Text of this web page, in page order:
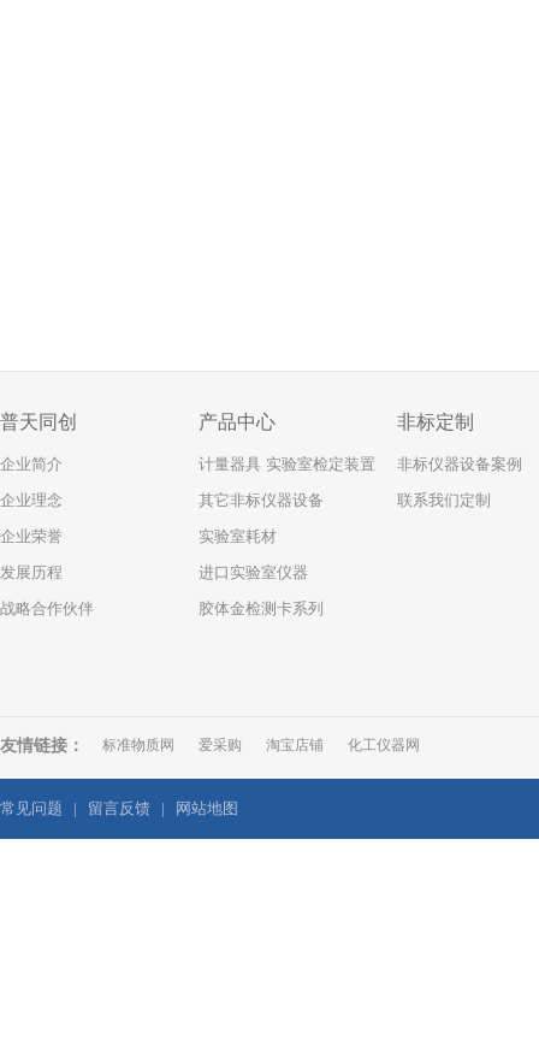
普天同创
企业简介
企业理念
企业荣誉
发展历程
战略合作伙伴
产品中心
计量器具 实验室检定装置
其它非标仪器设备
实验室耗材
进口实验室仪器
胶体金检测卡系列
非标定制
非标仪器设备案例
联系我们定制
友情链接： 标准物质网 爱采购 淘宝店铺 化工仪器网
常见问题 | 留言反馈 | 网站地图